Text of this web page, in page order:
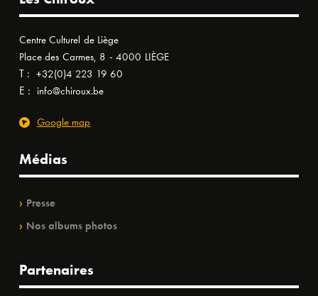
Centre Culturel de Liège
Place des Carmes, 8 - 4000 LIÈGE
T : +32(0)4 223 19 60
E : info@chiroux.be
Google map
Médias
Presse
Nos albums photos
Partenaires